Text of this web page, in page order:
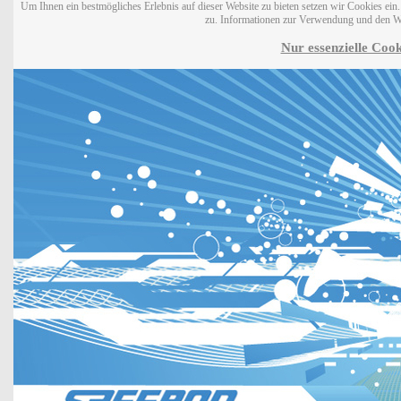
Um Ihnen ein bestmögliches Erlebnis auf dieser Website zu bieten setzen wir Cookies
zu. Informationen zur Verwendung und den
Nur essenzielle